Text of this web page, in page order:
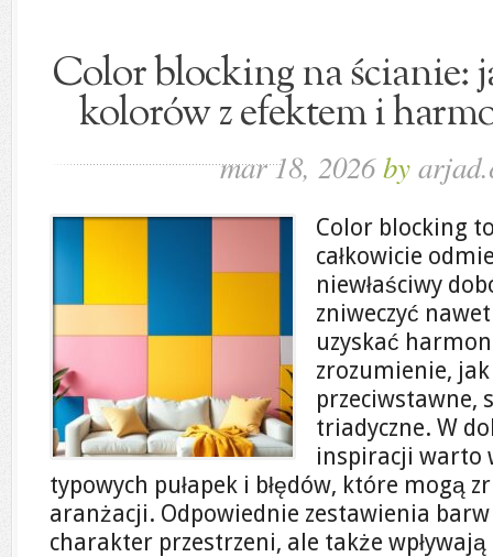
Color blocking na ścianie:
kolorów z efektem i
mar 18, 2026by
Color blocking
całkowicie
niewłaściwy
zniweczyć
uzyskać
zrozumienie,
przeciwstawne,
triadyczne. W
inspiracji warto
typowych pułapek i błędów, które mogą
aranżacji. Odpowiednie zestawienia
charakter przestrzeni, ale także